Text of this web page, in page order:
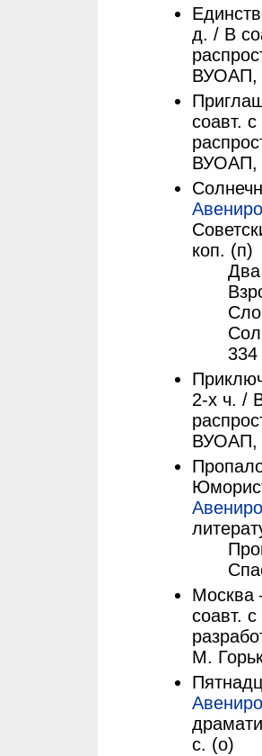
д. / В
ВУОАП,
соавт. с
ВУОАП,
коп. (п)
334
2-х ч. /
ВУОАП,
Москва
соавт. с
М.
с. (о)